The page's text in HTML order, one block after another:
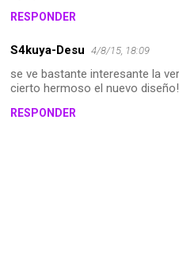
RESPONDER
S4kuya-Desu 4/8/15, 18:09
se ve bastante interesante la
cierto hermoso el nuevo
RESPONDER